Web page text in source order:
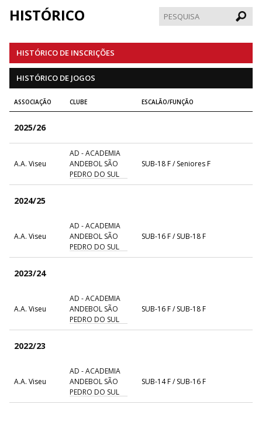
HISTÓRICO
HISTÓRICO DE INSCRIÇÕES
HISTÓRICO DE JOGOS
ASSOCIAÇÃO CLUBE ESCALÃO/FUNÇÃO
2025/26
A.A. Viseu
AD - ACADEMIA
ANDEBOL SÃO
PEDRO DO SUL
SUB-18 F / Seniores F
2024/25
A.A. Viseu
AD - ACADEMIA
ANDEBOL SÃO
PEDRO DO SUL
SUB-16 F / SUB-18 F
2023/24
A.A. Viseu
AD - ACADEMIA
ANDEBOL SÃO
PEDRO DO SUL
SUB-16 F / SUB-18 F
2022/23
A.A. Viseu
AD - ACADEMIA
ANDEBOL SÃO
PEDRO DO SUL
SUB-14 F / SUB-16 F